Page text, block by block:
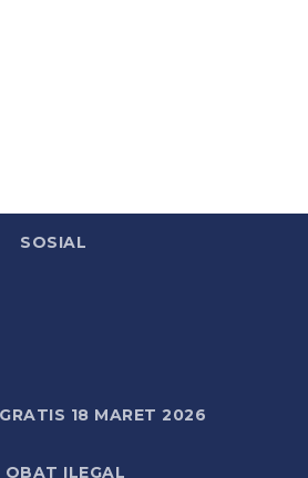
SOSIAL
18 MARET 2026
OBAT ILEGAL